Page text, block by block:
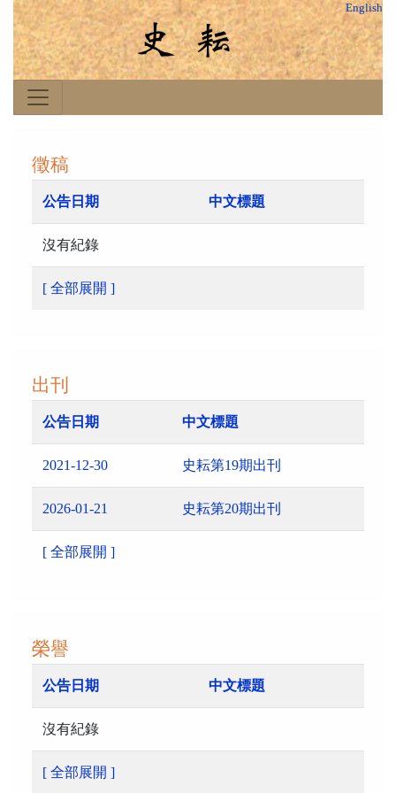
English
徵稿
公告日期 中文標題
沒有紀錄
[ 全部展開 ]
出刊
公告日期 中文標題
2021-12-30 史耘第19期出刊
2026-01-21 史耘第20期出刊
[ 全部展開 ]
榮譽
公告日期 中文標題
沒有紀錄
[ 全部展開 ]